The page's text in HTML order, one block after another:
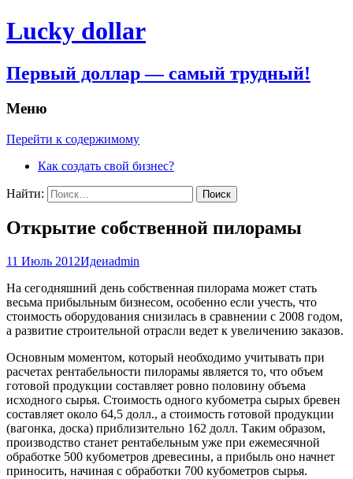
Lucky dollar
Первый доллар — самый трудный!
Меню
Перейти к содержимому
Как создать свой бизнес?
Найти:
Открытие собственной пилорамы
11 Июль 2012Идеиadmin
На сегодняшний день собственная пилорама может стать
весьма прибыльным бизнесом, особенно если учесть, что
стоимость оборудования снизилась в сравнении с 2008 годом,
а развитие строительной отрасли ведет к увеличению заказов.
Основным моментом, который необходимо учитывать при
расчетах рентабельности пилорамы является то, что объем
готовой продукции составляет ровно половину объема
исходного сырья. Стоимость одного кубометра сырых бревен
составляет около 64,5 долл., а стоимость готовой продукции
(вагонка, доска) приблизительно 162 долл. Таким образом,
производство станет рентабельным уже при ежемесячной
обработке 500 кубометров древесины, а прибыль оно начнет
приносить, начиная с обработки 700 кубометров сырья.